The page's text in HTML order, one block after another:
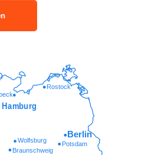
Braunschweig
Potsdam
Wolfsburg
Rostock
Berlin
Hamburg